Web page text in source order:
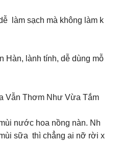
làm sạch mà không làm k
Hàn, lành tính, dễ dùng mỗ
Vẫn Thơm Như Vừa Tắm
nước hoa nồng nàn. Nh
sữa thì chẳng ai nỡ rời x